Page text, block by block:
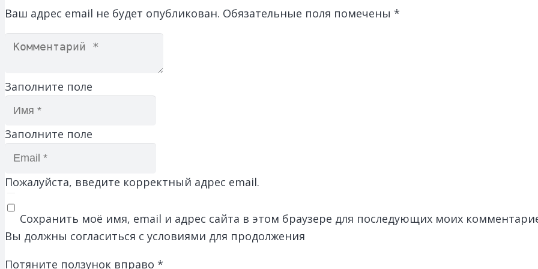
Ваш адрес email не будет опубликован. Обязательные поля помечены *
Заполните поле
Заполните поле
Пожалуйста, введите корректный адрес email.
Сохранить моё имя, email и адрес сайта в этом браузере для последующих моих
Вы должны согласиться с условиями для продолжения
Потяните ползунок вправо *